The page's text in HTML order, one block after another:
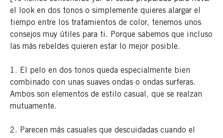
el look en dos tonos o simplemente quieres alargar el
tiempo entre los tratamientos de color, tenemos unos
consejos muy útiles para ti. Porque sabemos que incluso
las más rebeldes quieren estar lo mejor posible.
1. El pelo en dos tonos queda especialmente bien
combinado con unas suaves ondas o ondas surferas.
Ambos son elementos de estilo casual, que se realzan
mutuamente.
2. Parecen más casuales que descuidadas cuando el